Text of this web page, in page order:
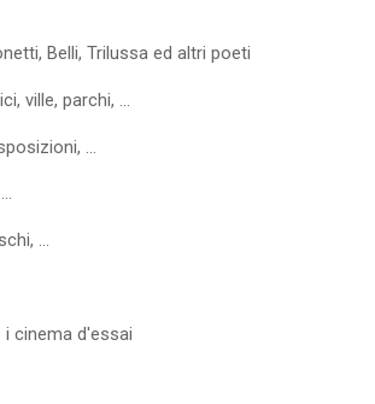
Belli, Trilussa ed altri poeti
ville, parchi, ...
...
...
cinema d'essai